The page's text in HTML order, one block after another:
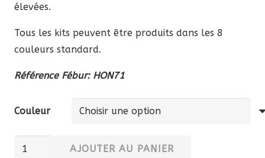
élevées.
Tous les kits peuvent être produits dans les 8
couleurs standard.
Référence Fébur: HON71
Couleur
quantité
AJOUTER AU PANIER